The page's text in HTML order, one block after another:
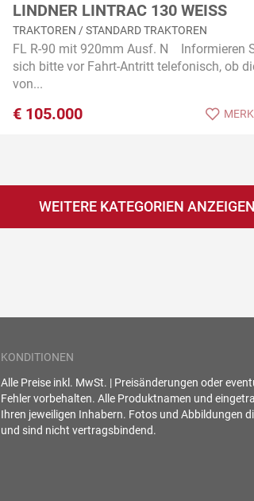
LINDNER LINTRAC 130 WEISS
TRAKTOREN / STANDARD TRAKTOREN
FL R-90 mit 920mm Ausf. N Informieren
sich bitte vor Fahrt-Antritt telefonisch, ob
von...
€ 105.000
WEITERE KATEGORIEN ANZEIGEN
KONDITIONEN
Alle Preise inkl. MwSt. | Preisänderungen oder
Fehler vorbehalten. Alle Produktnamen und
Ihren jeweiligen Inhabern. Fotos und Abbildungen
und sind nicht vertragsbindend.